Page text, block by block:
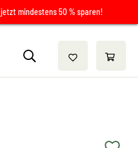
jetzt mindestens 50 % sparen!